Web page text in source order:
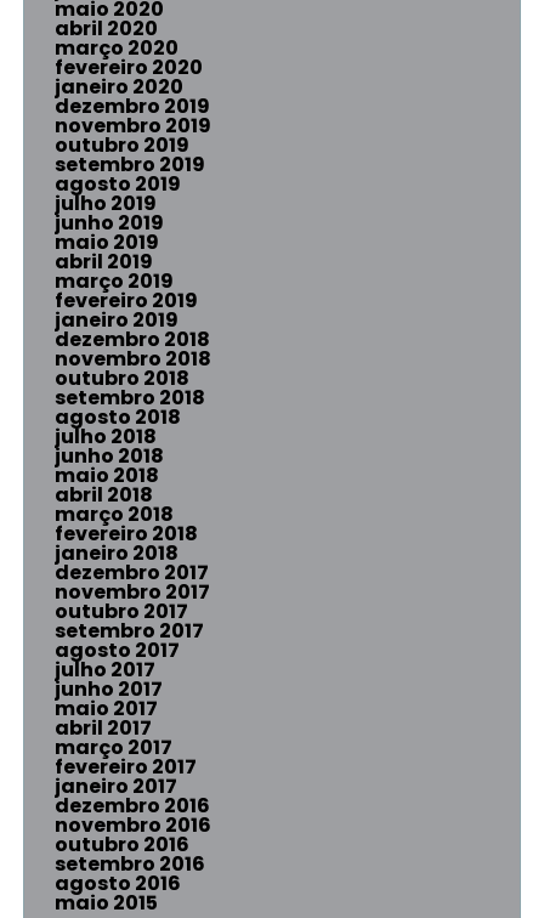
maio 2020
abril 2020
março 2020
fevereiro 2020
janeiro 2020
dezembro 2019
novembro 2019
outubro 2019
setembro 2019
agosto 2019
julho 2019
junho 2019
maio 2019
abril 2019
março 2019
fevereiro 2019
janeiro 2019
dezembro 2018
novembro 2018
outubro 2018
setembro 2018
agosto 2018
julho 2018
junho 2018
maio 2018
abril 2018
março 2018
fevereiro 2018
janeiro 2018
dezembro 2017
novembro 2017
outubro 2017
setembro 2017
agosto 2017
julho 2017
junho 2017
maio 2017
abril 2017
março 2017
fevereiro 2017
janeiro 2017
dezembro 2016
novembro 2016
outubro 2016
setembro 2016
agosto 2016
maio 2015